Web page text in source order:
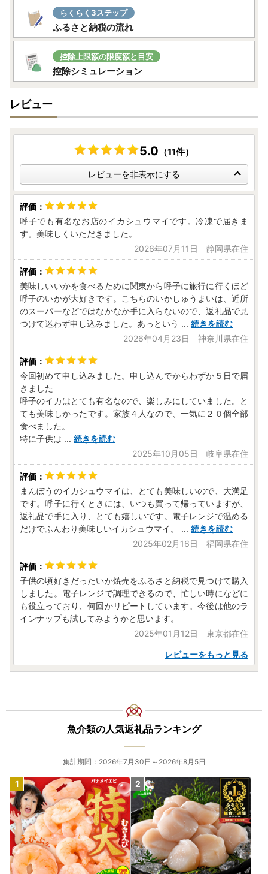
で使用するものではありません。
返礼品発送に関して、必要最低限の範囲において返礼品取扱
い事業者に通知します。
【ふるさと納税の対象となる地方団体の指定について】
佐賀県は、令和7年9月26日付総務大臣通知「ふるさと納税
税法（昭和25年法律第226号）第37条の2第2項及び第314条
の7第2項の規定に基づき、ふるさと納税の対象となる地方団
体として指定されました。
指定対象期間は、令和7年10月1日から令和8年9月30日まで
■お問合わせ先■
■佐賀県ふるさと納税サポート室
電話番号：050-8890-2028
メールアドレス：pref.saga@steamship.co.jp
受付時間：10:00～17:00 ※土日祝､年末年始を除く。
らくらく3ステップ
ふるさと納税の流れ
控除上限額の限度額と目安
控除シミュレーション
レビュー
5.0 （11件）
レビューを非表示にする
呼子でも有名なお店のイカシュウマイです。冷凍で届きま
す。美味しくいただきました。
2026年07月11日 静岡県在住
美味しいいかを食べるために関東から呼子に旅行に行くほど
呼子のいかが大好きです。こちらのいかしゅうまいは、近所
のスーパーなどではなかなか手に入らないので、返礼品で見
つけて迷わず申し込みました。あっという ... 続きを読む
2026年04月23日 神奈川県在住
今回初めて申し込みました。申し込んでからわずか５日で届
きました
呼子のイカはとても有名なので、楽しみにしていました。と
ても美味しかったです。家族４人なので、一気に２０個全部
食べました。
特に子供は ... 続きを読む
2025年10月05日 岐阜県在住
まんぼうのイカシュウマイは、とても美味しいので、大満足
です。呼子に行くときには、いつも買って帰っていますが、
返礼品で手に入り、とても嬉しいです。電子レンジで温める
だけでふんわり美味しいイカシュウマイ。
... 続きを読む
2025年02月16日 福岡県在住
子供の頃好きだったいか焼売をふるさと納税で見つけて購入
しました。電子レンジで調理できるので、忙しい時になどに
も役立っており、何回かリピートしています。今後は他のラ
インナップも試してみようかと思います。
2025年01月12日 東京都在住
レビューをもっと見る
魚介類の人気返礼品ランキング
集計期間：2026年7月30日～2026年8月5日